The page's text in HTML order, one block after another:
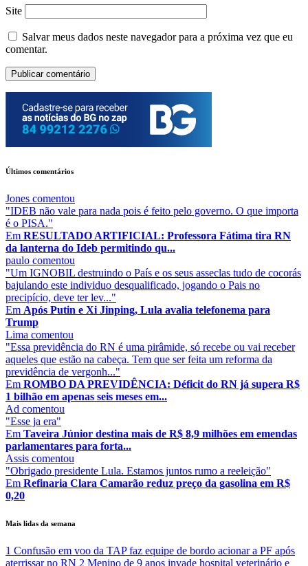
Site
Salvar meus dados neste navegador para a próxima vez que eu
comentar.
Últimos comentários
Jones comentou
"IDEB não vale para nada pois é feito pelo governo. O que importa
é o PISA."
Em RESULTADO ARTIFICIAL: Professora Fátima tira RN
da lanterna do Ideb permitindo qu...
paulo comentou
"Um IGNOBIL destruindo o País e os seus asseclas tudo de cocorás
bajulando este individuo desqualificado, jogando o Pais no
precipício, deve ter lev..."
Em Após Putin e Xi Jinping, Lula avalia telefonema para
Trump
Lima comentou
"Essa previdência do RN é uma pirâmide, só recebe ou vai receber
aqueles que estão na cabeça. Tem que ser feita um reforma da
previdência de vergonh..."
Em ROMBO DA PREVIDÊNCIA: Déficit do RN já supera R$
1 bilhão em apenas seis meses em...
Ad comentou
"Esse ja era"
Em Taveira Júnior destina mais de R$ 8,9 milhões em emendas
parlamentares para forta...
Assis comentou
"Obrigado presidente Lula. Estamos juntos rumo a reeleição"
Em Refinaria Clara Camarão reduz preço da gasolina em R$
0,20
Mais lidas da semana
1 Confusão em voo da TAP faz equipe de bordo acionar a PF após
aterrissar no RN 2 Menino de 9 anos invade hospital veterinário e